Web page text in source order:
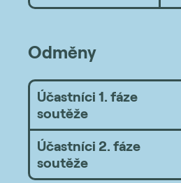
Odměny
Účastníci 1. fáze
soutěže
Účastníci 2. fáze
soutěže